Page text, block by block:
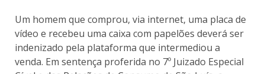
Um homem que comprou, via internet, uma placa de
vídeo e recebeu uma caixa com papelões deverá ser
indenizado pela plataforma que intermediou a
venda. Em sentença proferida no 7º Juizado Especial